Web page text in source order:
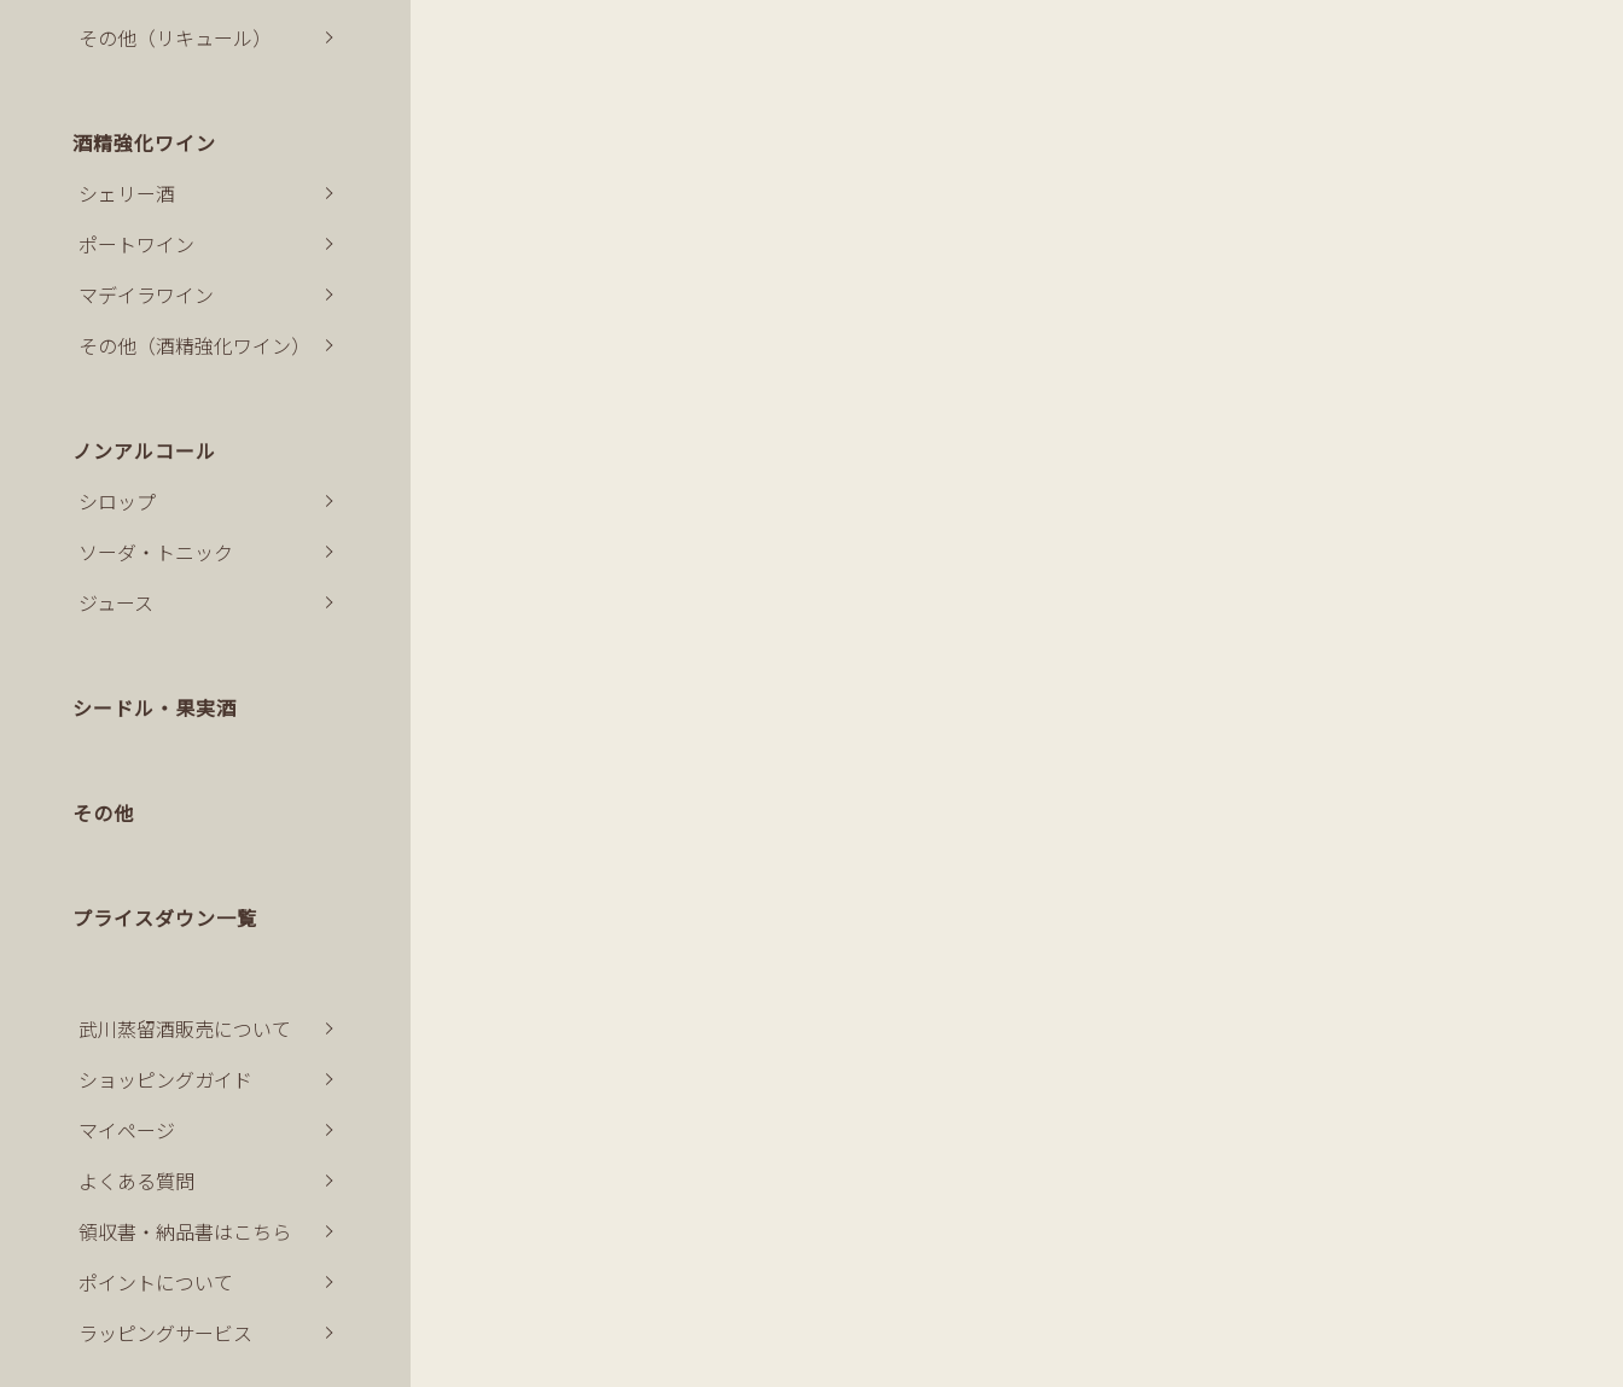
その他（リキュール）
酒精強化ワイン
シェリー酒
ポートワイン
マデイラワイン
その他（酒精強化ワイン）
ノンアルコール
シロップ
ソーダ・トニック
ジュース
シードル・果実酒
その他
プライスダウン一覧
武川蒸留酒販売について
ショッピングガイド
マイページ
よくある質問
領収書・納品書はこちら
ポイントについて
ラッピングサービス